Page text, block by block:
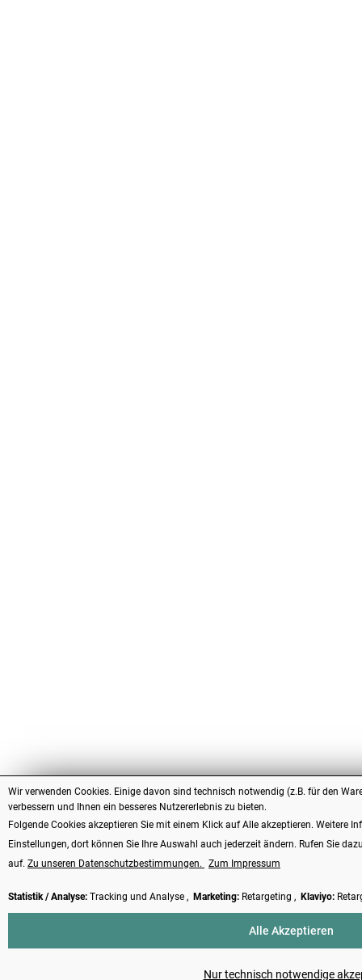
Wir verwenden Cookies. Einige davon sind technisch notwendig (z.B. für den
verbessern und Ihnen ein besseres Nutzererlebnis zu bieten.
Folgende Cookies akzeptieren Sie mit einem Klick auf Alle akzeptieren. Weitere
Einstellungen, dort können Sie Ihre Auswahl auch jederzeit ändern. Rufen Sie
auf. Zu unseren Datenschutzbestimmungen. Zum Impressum
Statistik / Analyse: Tracking und Analyse , Marketing: Retargeting , Klaviyo:
Nur technisch notwendige
Alle Akzeptieren